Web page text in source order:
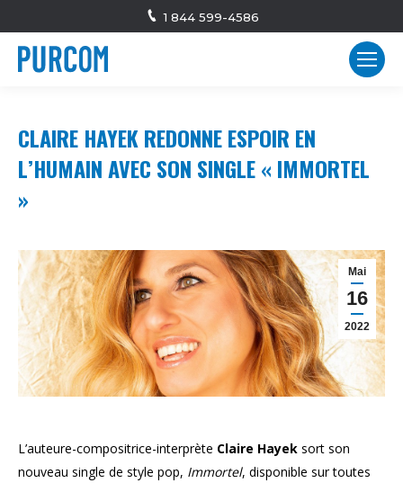
1 844 599-4586
CLAIRE HAYEK REDONNE ESPOIR EN
L’HUMAIN AVEC SON SINGLE « IMMORTEL
»
Mai
16
2022
L’auteure-compositrice-interprète Claire Hayek sort son
nouveau single de style pop, Immortel, disponible sur toutes